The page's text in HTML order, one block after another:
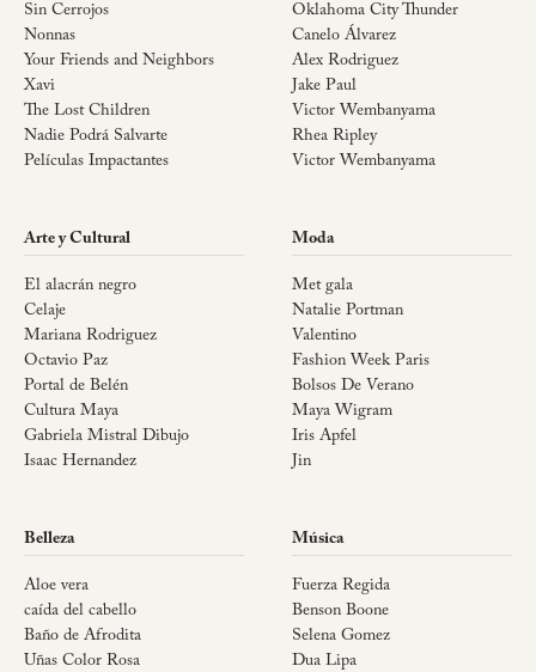
Sin Cerrojos
Nonnas
Your Friends and Neighbors
Xavi
The Lost Children
Nadie Podrá Salvarte
Películas Impactantes
Oklahoma City Thunder
Canelo Álvarez
Alex Rodriguez
Jake Paul
Victor Wembanyama
Rhea Ripley
Victor Wembanyama
Arte y Cultural
El alacrán negro
Celaje
Mariana Rodriguez
Octavio Paz
Portal de Belén
Cultura Maya
Gabriela Mistral Dibujo
Isaac Hernandez
Moda
Met gala
Natalie Portman
Valentino
Fashion Week Paris
Bolsos De Verano
Maya Wigram
Iris Apfel
Jin
Belleza
Aloe vera
caída del cabello
Baño de Afrodita
Uñas Color Rosa
Música
Fuerza Regida
Benson Boone
Selena Gomez
Dua Lipa